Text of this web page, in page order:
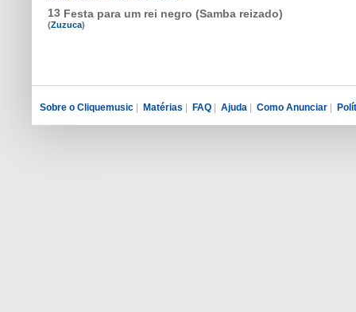
13 Festa para um rei negro (Samba reizado)
(Zuzuca)
Sobre o Cliquemusic Matérias FAQ Ajuda Como Anunciar